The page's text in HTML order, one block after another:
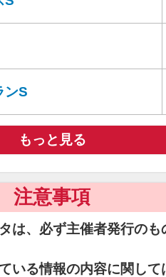
ンS
もっと見る
注意事項
は、必ず主催者発行のも
いる情報の内容に関して